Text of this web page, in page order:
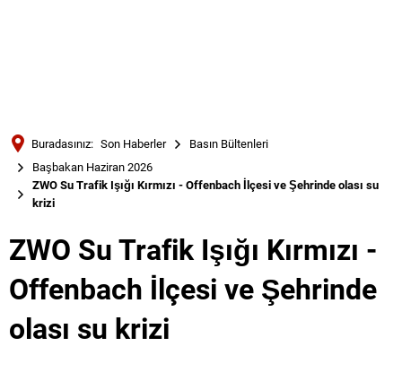
Български
Deutsch MENÜ
Buradasınız: Son Haberler
Basın Bültenleri
Başbakan Haziran 2026
ZWO Su Trafik Işığı Kırmızı - Offenbach İlçesi ve Şehrinde olası su
krizi
ZWO Su Trafik Işığı Kırmızı -
Offenbach İlçesi ve Şehrinde
olası su krizi